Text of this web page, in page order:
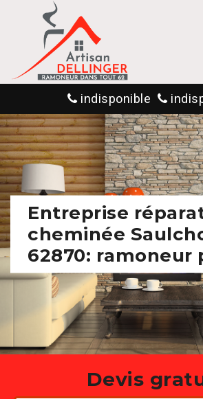
indisponible
Entreprise
cheminée
62870: ramoneur
Devis